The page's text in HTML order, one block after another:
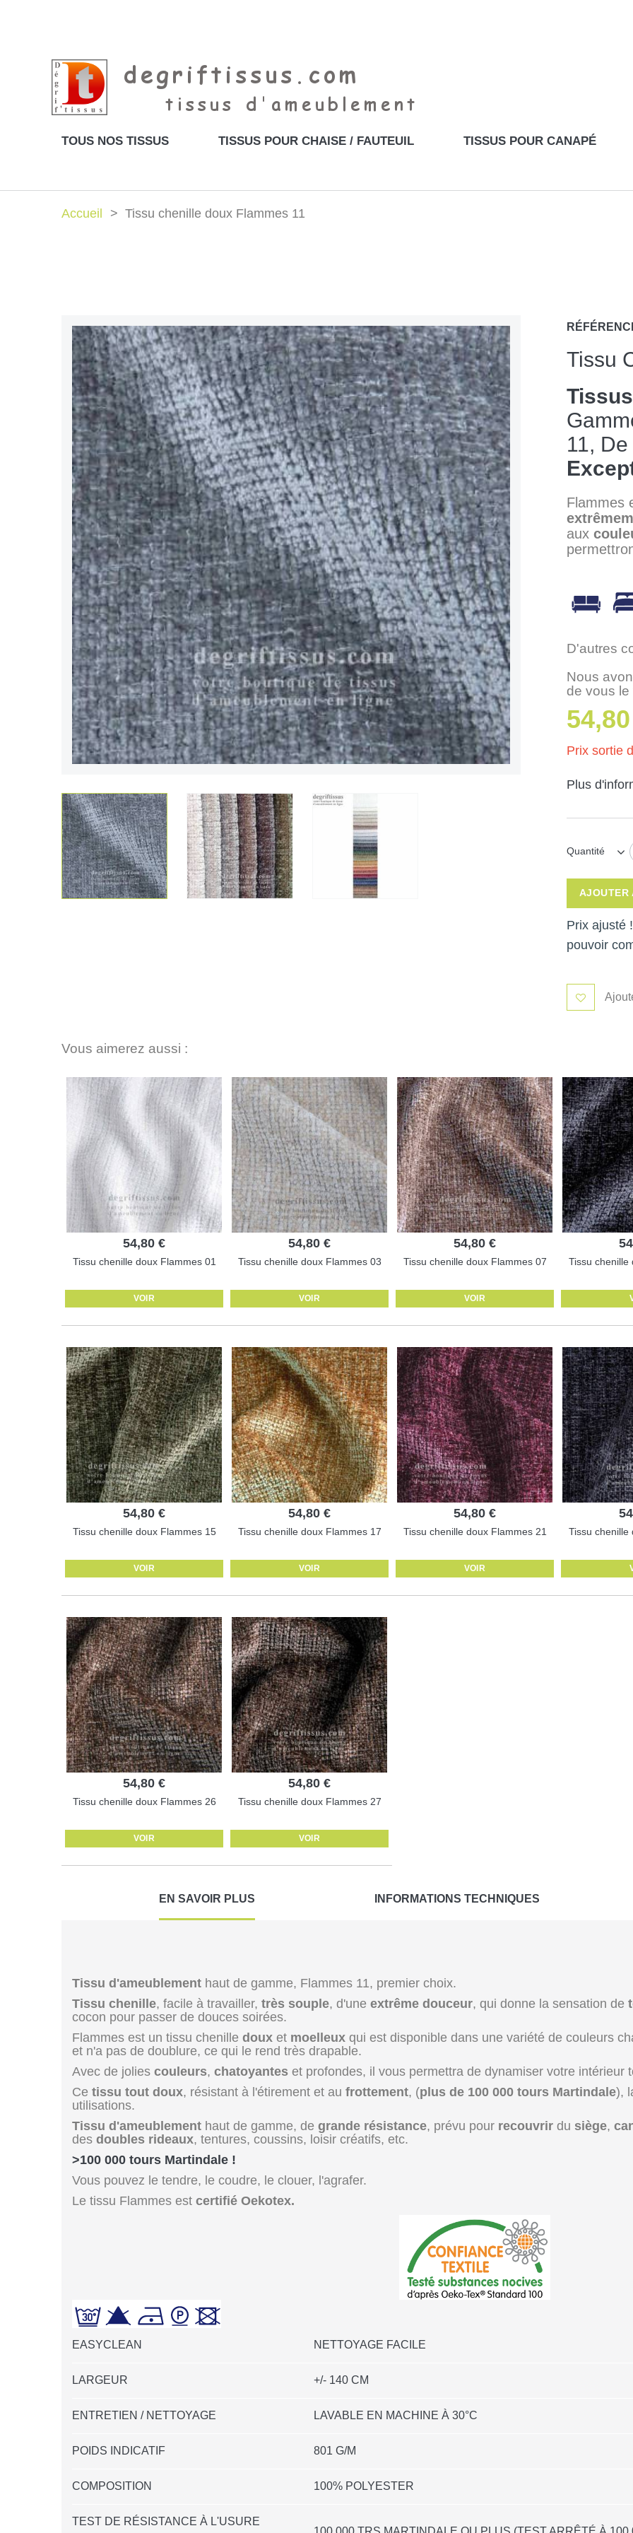
TOUS NOS TISSUS TISSUS POUR CHAISE / FAUTEUIL TISSUS POUR CANAPÉ
Accueil Tissu chenille doux Flammes 11
Tissu
11, De
Flammes
aux
D'autres
Nous
de vous le
Prix sortie
Plus
Quantité
AJOUTER
Prix ajusté
pouvoir
Vous aimerez aussi :
54,80 €
Tissu chenille doux Flammes 01
VOIR
54,80 €
Tissu chenille doux Flammes 03
VOIR
54,80 €
Tissu chenille doux Flammes 07
VOIR
Tissu chenille
54,80 €
Tissu chenille doux Flammes 15
VOIR
54,80 €
Tissu chenille doux Flammes 17
VOIR
54,80 €
Tissu chenille doux Flammes 21
VOIR
Tissu chenille
54,80 €
Tissu chenille doux Flammes 26
VOIR
54,80 €
Tissu chenille doux Flammes 27
VOIR
EN SAVOIR PLUS INFORMATIONS TECHNIQUES
Tissu d'ameublement haut de gamme, Flammes 11, premier choix.
Tissu chenille, facile à travailler, très souple, d'une extrême douceur, qui donne la sensation de
cocon pour passer de douces soirées.
Flammes est un tissu chenille doux et moelleux qui est disponible dans une variété de couleurs
et n'a pas de doublure, ce qui le rend très drapable.
Avec de jolies couleurs, chatoyantes et profondes, il vous permettra de dynamiser votre intérieur
Ce tissu tout doux, résistant à l'étirement et au frottement, (plus de 100 000 tours Martindale),
utilisations.
Tissu d'ameublement haut de gamme, de grande résistance, prévu pour recouvrir du siège,
des doubles rideaux, tentures, coussins, loisir créatifs, etc.
>100 000 tours Martindale !
Vous pouvez le tendre, le coudre, le clouer, l'agrafer.
Le tissu Flammes est certifié Oekotex.
EASYCLEAN NETTOYAGE FACILE
LARGEUR +/- 140 CM
ENTRETIEN / NETTOYAGE LAVABLE EN MACHINE À 30°C
POIDS INDICATIF 801 G/M
COMPOSITION 100% POLYESTER
TEST DE RÉSISTANCE À L'USURE